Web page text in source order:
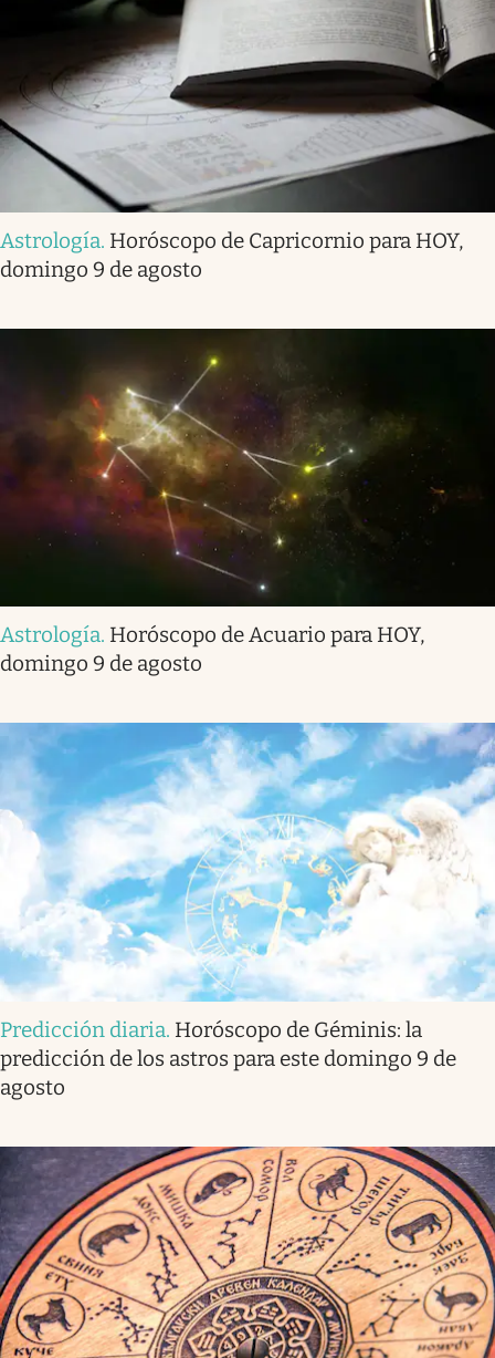
Astrología. Horóscopo de Capricornio para HOY,
domingo 9 de agosto
Astrología. Horóscopo de Acuario para HOY,
domingo 9 de agosto
Predicción diaria. Horóscopo de Géminis: la
predicción de los astros para este domingo 9 de
agosto